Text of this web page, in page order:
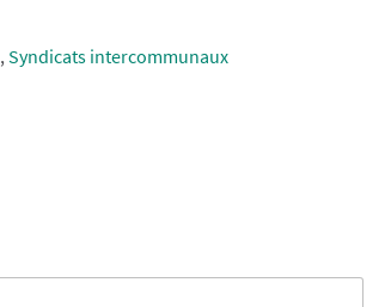
,Syndicats intercommunaux